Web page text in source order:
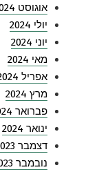
אוגוסט 2024
יולי 2024
יוני 2024
מאי 2024
אפריל 2024
מרץ 2024
פברואר 2024
ינואר 2024
דצמבר 2023
נובמבר 2023